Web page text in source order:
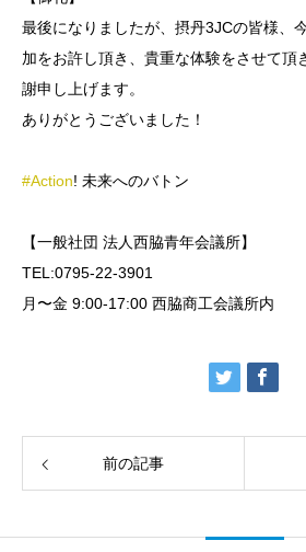
最後になりましたが、摂丹3JCの皆様、
加をお許し頂き、貴重な体験をさせて頂
謝申し上げます。
ありがとうございました！
#Action! 未来へのバトン
【一般社団 法人西脇青年会議所】
TEL:0795-22-3901
月〜金 9:00-17:00 西脇商工会議所内
前の記事